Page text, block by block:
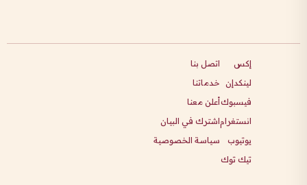
إكس
لينكدإن
فيسبوك
انستغرام
يوتيوب
تيك توك
اتصل بنا
خدماتنا
أعلن معنا
اشترك في البيان
سياسة الخصوصية